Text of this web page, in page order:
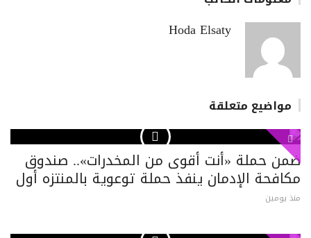
Hoda Elsaty
مواضيع متعلقة
ضمن حملة «أنت أقوى من المخدرات».. صندوق
مكافحة الإدمان ينفذ حملة توعوية بالمنتزه أول
منذ يومين